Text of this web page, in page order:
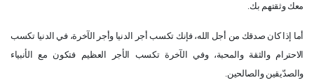
معك وثقتهم بك.
أما إذا كان صدقك من أجل الله، فإنك تكسب أجر الدنيا وأجر الآخرة، في الدنيا تكسب
الاحترام والثقة والمحبة، وفي الآخرة تكسب الأجر العظيم فتكون مع الأنبياء
والصدّيقين والصالحين.